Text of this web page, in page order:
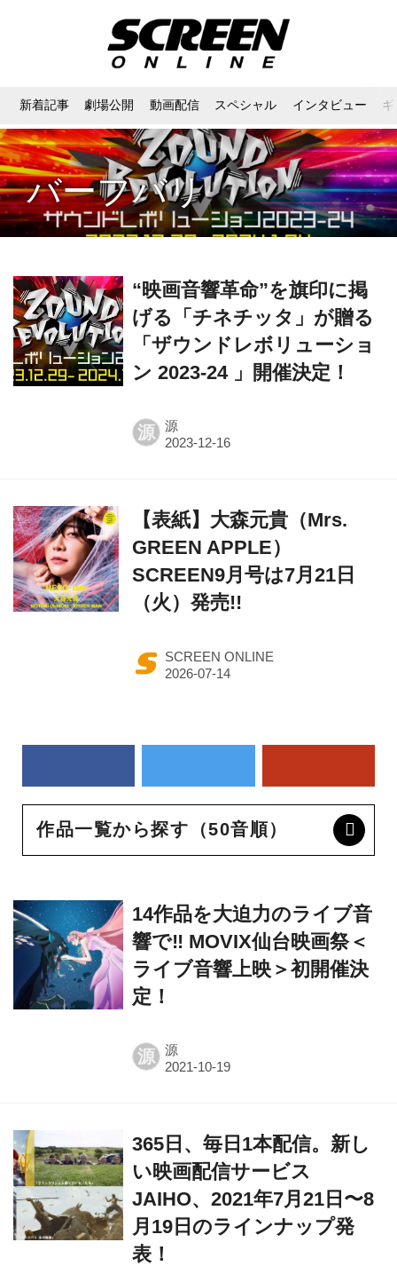
新着記事 劇場公開 動画配信 スペシャル インタビュー
バーフバリ
“映画音響革命”を旗印に掲
げる「チネチッタ」が贈る
「ザウンドレボリューショ
ン 2023‐24 」開催決定！
源 源
【表紙】大森元貴（Mrs.
GREEN APPLE）
SCREEN9月号は7月21日
（火）発売!!
SCREEN ONLINE
作品一覧から探す（50音順）
14作品を大迫力のライブ音
響で‼ MOVIX仙台映画祭＜
ライブ音響上映＞初開催決
定！
源 源
365日、毎日1本配信。新し
い映画配信サービス
JAIHO、2021年7月21日〜8
月19日のラインナップ発
表！